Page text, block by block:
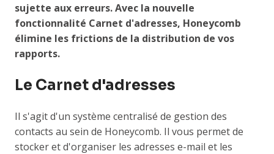
sujette aux erreurs. Avec la nouvelle
fonctionnalité Carnet d'adresses, Honeycomb
élimine les frictions de la distribution de vos
rapports.
Le Carnet d'adresses
Il s'agit d'un système centralisé de gestion des
contacts au sein de Honeycomb. Il vous permet de
stocker et d'organiser les adresses e-mail et les